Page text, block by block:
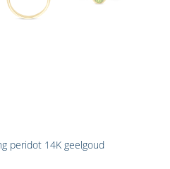
peridot 14K geelgoud